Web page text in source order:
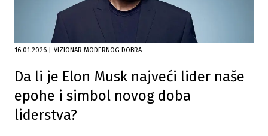
16.01.2026 VIZIONAR MODERNOG DOBRA
Da li je Elon Musk najveći lider naše
epohe i simbol novog doba
liderstva?